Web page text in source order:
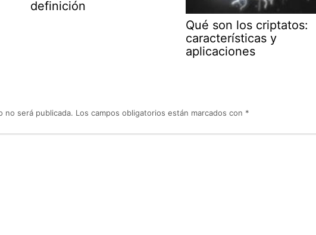
definición
Qué son los criptatos:
características y
aplicaciones
no será publicada. Los campos obligatorios están marcados con *